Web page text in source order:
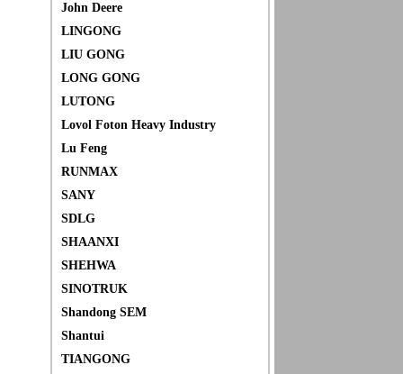
John Deere
LINGONG
LIU GONG
LONG GONG
LUTONG
Lovol Foton Heavy Industry
Lu Feng
RUNMAX
SANY
SDLG
SHAANXI
SHEHWA
SINOTRUK
Shandong SEM
Shantui
TIANGONG